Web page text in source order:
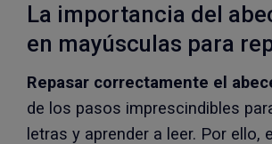
La importancia del
en mayúsculas para
Repasar correctamente el
de los pasos imprescindibles
letras y aprender a leer. Por ello,